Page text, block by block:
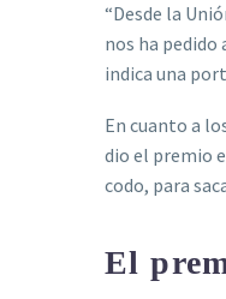
“Desde la
nos ha pedido
indica una
En cuanto a
dio el premio
codo, para
El